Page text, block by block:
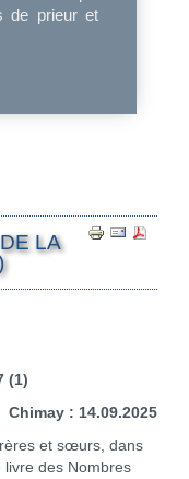
de prieur et
LA
(1)
Chimay : 14.09.2025
et sœurs, dans
livre des Nombres